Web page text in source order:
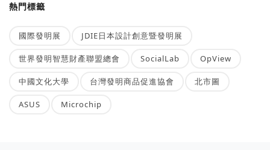
熱門標籤
國際發明展 JDIE日本設計創意暨發明展
世界發明智慧財產聯盟總會 SocialLab OpView
中國文化大學 台灣發明商品促進協會 北市圖
ASUS Microchip